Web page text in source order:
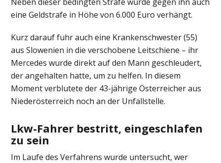
eine Geldstrafe in Höhe von 6.000 Euro verhängt.
Kurz darauf fuhr auch eine Krankenschwester (55)
aus Slowenien in die verschobene Leitschiene – ihr
Mercedes wurde direkt auf den Mann geschleudert,
der angehalten hatte, um zu helfen. In diesem
Moment verblutete der 43-jährige Österreicher aus
Niederösterreich noch an der Unfallstelle.
Lkw-Fahrer bestritt, eingeschlafen
zu sein
Im Laufe des Verfahrens wurde untersucht, wer